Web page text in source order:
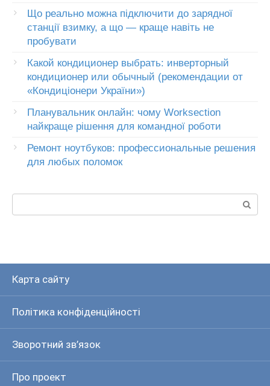
Що реально можна підключити до зарядної
станції взимку, а що — краще навіть не
пробувати
Какой кондиционер выбрать: инверторный
кондиционер или обычный (рекомендации от
«Кондиціонери України»)
Планувальник онлайн: чому Worksection
найкраще рішення для командної роботи
Ремонт ноутбуков: профессиональные решения
для любых поломок
Карта сайту
Політика конфіденційності
Зворотний зв’язок
Про проект